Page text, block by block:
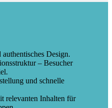
Design.
– Besucher
und schnelle
relevanten Inhalten für